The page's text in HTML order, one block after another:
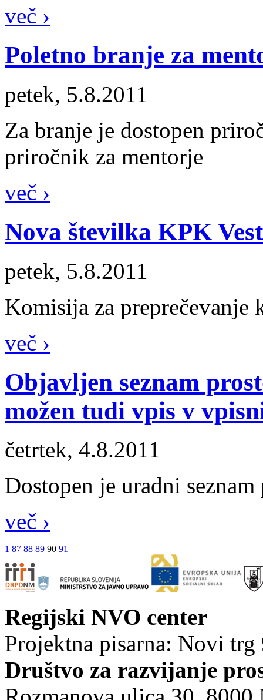
več ›
Poletno branje za
petek, 5.8.2011
Za branje je dostopen
priročnik za mentorje
več ›
Nova številka KPK
petek, 5.8.2011
Komisija za
več ›
Objavljen seznam
možen tudi vpis v
četrtek, 4.8.2011
Dostopen je uradni
več ›
1 87 88 89 90 91
Regijski NVO center
Projektna pisarna: Novi
Društvo za razvijanje